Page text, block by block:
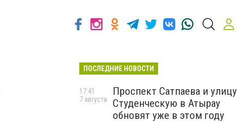
ПОСЛЕДНИЕ НОВОСТИ
Проспект Сатпаева и улицу
Студенческую в Атырау
обновят уже в этом году
17:41
7 августа